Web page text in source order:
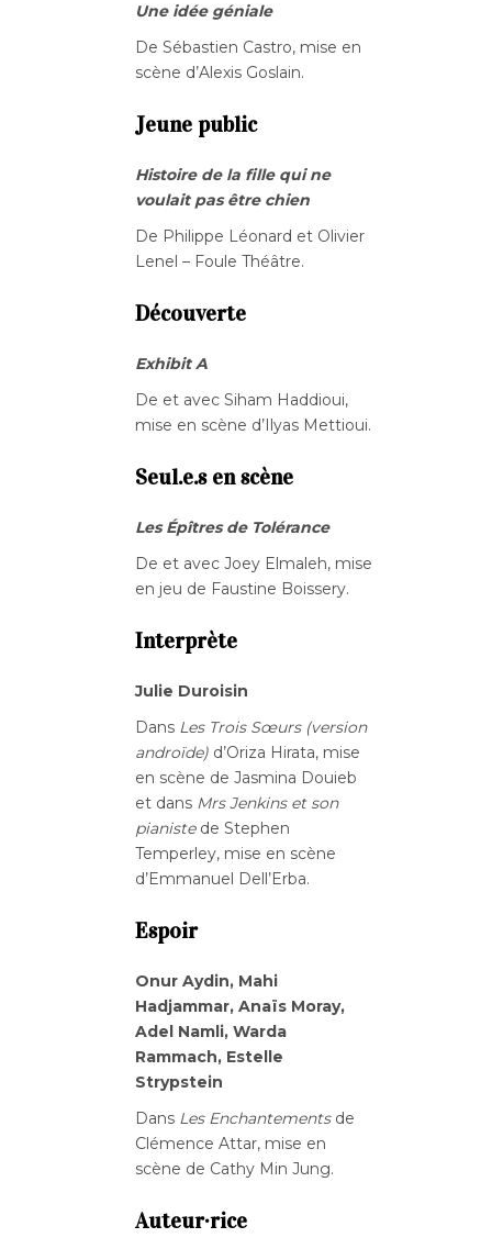
Une idée géniale
De Sébastien Castro, mise en
scène d’Alexis Goslain.
Jeune public
Histoire de la fille qui ne
voulait pas être chien
De Philippe Léonard et Olivier
Lenel – Foule Théâtre.
Découverte
Exhibit A
De et avec Siham Haddioui,
mise en scène d’Ilyas Mettioui.
Seul.e.s en scène
Les Épîtres de Tolérance
De et avec Joey Elmaleh, mise
en jeu de Faustine Boissery.
Interprète
Julie Duroisin
Dans Les Trois Sœurs (version
androïde) d’Oriza Hirata, mise
en scène de Jasmina Douieb
et dans Mrs Jenkins et son
pianistede Stephen
Temperley, mise en scène
d’Emmanuel Dell’Erba.
Espoir
Onur Aydin, Mahi
Hadjammar, Anaïs Moray,
Adel Namli, Warda
Rammach, Estelle
Strypstein
Dans Les Enchantementsde
Clémence Attar, mise en
scène de Cathy Min Jung.
Auteur·rice